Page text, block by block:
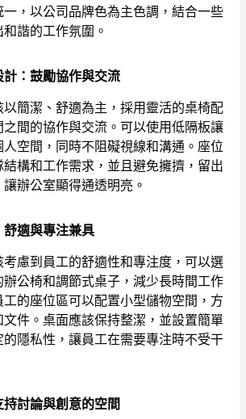
一，以公司品牌色為主色調，結合一些
諧的工作氛圍。
計：鼓勵協作與交流
以簡潔、舒適為主，採用靈活的桌椅配
之間的協作與交流。可以使用低隔板讓
人空間，同時不阻礙視線和溝通。座位
構和工作需求，並且避免擁擠，留出
辦公室顯得通透明亮。
適與專注兼具
慮到員工的舒適性和專注度，可以選
公椅和調節式桌子，減少長時間工作
的座位區可以配置小型儲物空間，方
件。桌面應該保持整潔，並設置簡單
的隱私性，讓員工在需要專注時不受干
討論與創意的空間